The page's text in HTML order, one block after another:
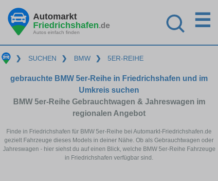
Automarkt
Friedrichshafen.de
Autos einfach finden
☰
❯ SUCHEN ❯ BMW ❯ 5ER-REIHE
gebrauchte BMW 5er-Reihe in Friedrichshafen und im
Umkreis suchen
BMW 5er-Reihe Gebrauchtwagen & Jahreswagen im
regionalen Angebot
Finde in Friedrichshafen für BMW 5er-Reihe bei Automarkt-Friedrichshafen.de
gezielt Fahrzeuge dieses Models in deiner Nähe. Ob als Gebrauchtwagen oder
Jahreswagen - hier siehst du auf einen Blick, welche BMW 5er-Reihe Fahrzeuge
in Friedrichshafen verfügbar sind.